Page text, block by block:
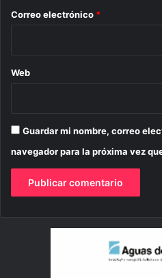
*
Correo electrónico *
Web
Guardar mi nombre, correo
navegador para la próxima vez